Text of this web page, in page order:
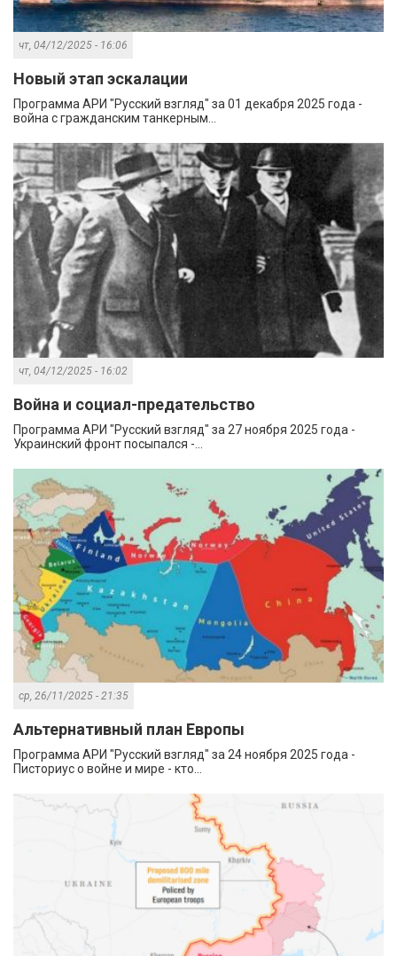
чт, 04/12/2025 - 16:06
Новый этап эскалации
Программа АРИ "Русский взгляд" за 01 декабря 2025 года -
война с гражданским танкерным...
чт, 04/12/2025 - 16:02
Война и социал-предательство
Программа АРИ "Русский взгляд" за 27 ноября 2025 года -
Украинский фронт посыпался -...
ср, 26/11/2025 - 21:35
Альтернативный план Европы
Программа АРИ "Русский взгляд" за 24 ноября 2025 года -
Писториус о войне и мире - кто...